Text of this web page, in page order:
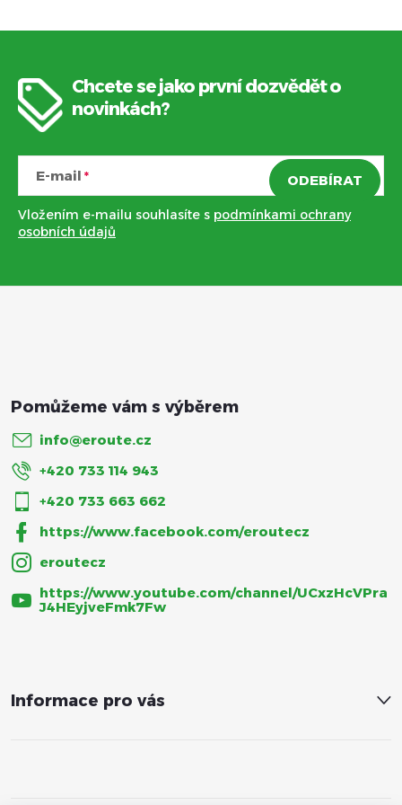
c
p
k
y
v
i
s
u
á
n
Z
á
p
a
t
Chcete se jako první dozvědět o
novinkách?
E-mail
Vložením e-mailu souhlasíte s podmínkami ochrany
osobních údajů
ODEBÍRAT
info@eroute.cz
+420 733 114 943
+420 733 663 662
https://www.facebook.com/eroutecz
eroutecz
https://www.youtube.com/channel/UCxzHcVPra
J4HEyjveFmk7Fw
Informace pro vás